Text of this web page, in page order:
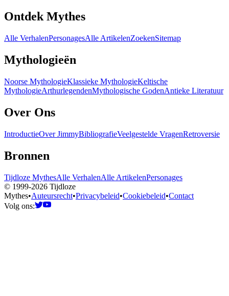
Ontdek Mythes
Alle VerhalenPersonagesAlle ArtikelenZoekenSitemap
Mythologieën
Noorse MythologieKlassieke MythologieKeltische
MythologieArthurlegendenMythologische GodenAntieke Literatuur
Over Ons
IntroductieOver JimmyBibliografieVeelgestelde VragenRetroversie
Bronnen
Tijdloze MythesAlle VerhalenAlle ArtikelenPersonages
© 1999-2026 Tijdloze
Mythes•Auteursrecht•Privacybeleid•Cookiebeleid•Contact
Volg ons: